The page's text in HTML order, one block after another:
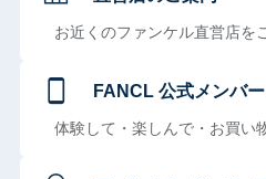
お近くのファンケル直営店を
FANCL 公式メンバ
体験して・楽しんで・お買い